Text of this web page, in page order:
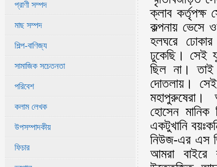
ক্লাব কর্তৃপক্ষ
কল্পনায় ভেসে
হলঘরে
ঢুকেছি। সেই
ছিল না। তাই
দোতলায়।
হোসেন
একটুখানি
নিউজ-এর এস
আমরা বাইরে
প্রাণী সম্পদ
মাছ সম্পদ
শিল্প-বাণিজ্য
সামাজিক সচেতনতা
পরিবেশ
কলাম লেখক
উপসম্পাদকীয়
ফিচার